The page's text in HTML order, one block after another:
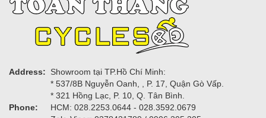
Address:
Showroom tại TP.Hồ Chí Minh:
* 537/8B Nguyễn Oanh, , P. 17, Quận Gò Vấp.
* 321 Hồng Lạc, P. 10, Q. Tân Bình.
Phone:
HCM: 028.2253.0644 - 028.3592.0679